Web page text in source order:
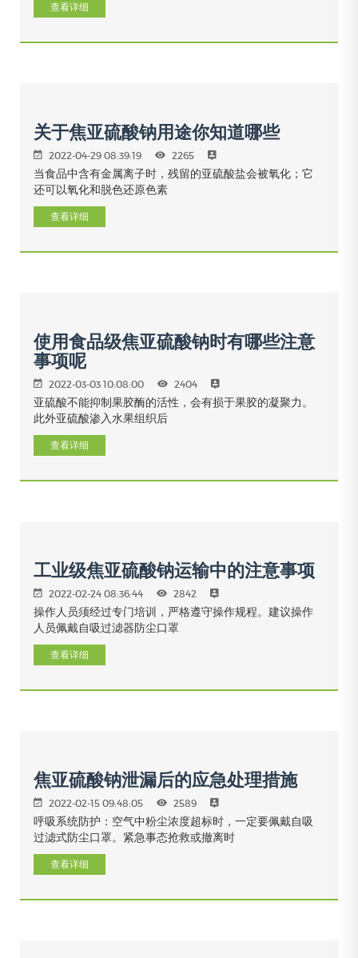
查看详细
关于焦亚硫酸钠用途你知道哪些
2022-04-29 08:39:19 2265
当食品中含有金属离子时，残留的亚硫酸盐会被氧化；它
还可以氧化和脱色还原色素
查看详细
使用食品级焦亚硫酸钠时有哪些注意
事项呢
2022-03-03 10:08:00 2404
亚硫酸不能抑制果胶酶的活性，会有损于果胶的凝聚力。
此外亚硫酸渗入水果组织后
查看详细
工业级焦亚硫酸钠运输中的注意事项
2022-02-24 08:36:44 2842
操作人员须经过专门培训，严格遵守操作规程。建议操作
人员佩戴自吸过滤器防尘口罩
查看详细
焦亚硫酸钠泄漏后的应急处理措施
2022-02-15 09:48:05 2589
呼吸系统防护：空气中粉尘浓度超标时，一定要佩戴自吸
过滤式防尘口罩。紧急事态抢救或撤离时
查看详细